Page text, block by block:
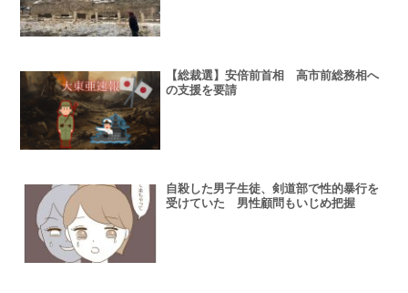
【総裁選】安倍前首相 高市前総務相へ
の支援を要請
自殺した男子生徒、剣道部で性的暴行を
受けていた 男性顧問もいじめ把握